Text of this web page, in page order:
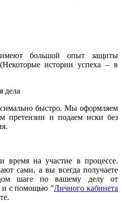
большой опыт защиты
истории успеха – в
дела
быстро. Мы оформляем
претензии и подаем иски без
на участие в процессе.
сами, а вы всегда получаете
шаге по вашему делу от
и с помощью "Личного кабинета